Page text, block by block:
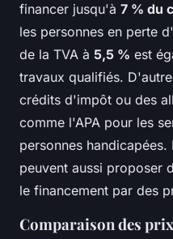
financer jusqu'à 7 % du
les personnes en perte
de la TVA à 5,5 % est
travaux qualifiés.
crédits d'impôt ou des
comme l'APA pour les
personnes handicapées.
peuvent aussi proposer
le financement par des
Comparaison des